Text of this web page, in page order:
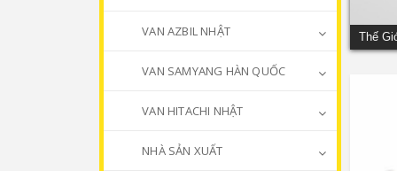
Thế
VAN AZBIL NHẬT
VAN SAMYANG HÀN QUỐC
VAN HITACHI NHẬT
NHÀ SẢN XUẤT